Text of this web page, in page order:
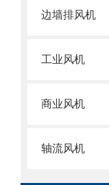
边墙排风机
工业风机
商业风机
轴流风机